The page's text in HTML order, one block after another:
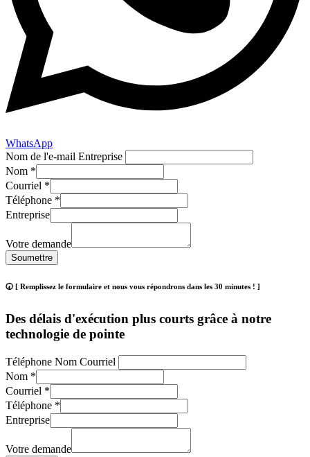
WhatsApp
Nom de l'e-mail Entreprise
Nom *
Courriel *
Téléphone *
Entreprise
Votre demande
Soumettre
🕢 [ Remplissez le formulaire et nous vous répondrons dans les 30 minutes ! ]
Des délais d'exécution plus courts grâce à notre
technologie de pointe
Téléphone Nom Courriel
Nom *
Courriel *
Téléphone *
Entreprise
Votre demande